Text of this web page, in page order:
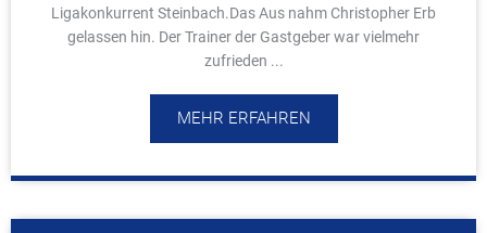
Ligakonkurrent Steinbach.Das Aus nahm Christopher Erb
gelassen hin. Der Trainer der Gastgeber war vielmehr
zufrieden ...
MEHR ERFAHREN